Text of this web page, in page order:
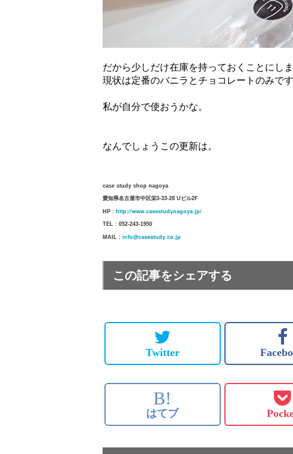
だから少しだけ在庫を持っておくことにしま
現状は定番のバニラとチョコレートのみで
私が自分で使おうかな。
なんでしょうこの更新は。
case study shop nagoya
愛知県名古屋市中区栄3-33-28 Uビル2F
HP : http://www.casestudynagoya.jp/
TEL : 052-243-1950
MAIL : info@casestudy.co.jp
この記事をシェアする
Twitter
B!
はてブ